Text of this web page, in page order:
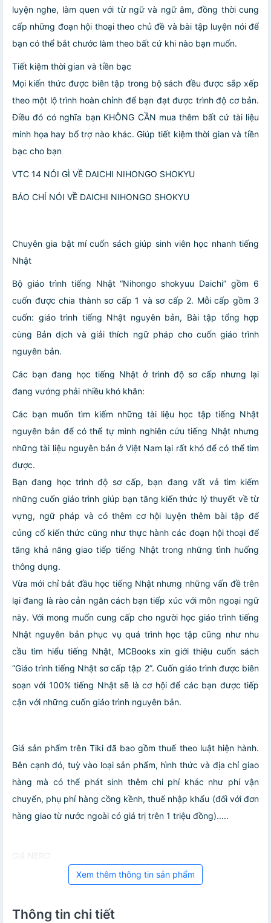
luyện nghe, làm quen với từ ngữ và ngữ âm, đồng thời cung
cấp những đoạn hội thoại theo chủ đề và bài tập luyện nói để
bạn có thể bắt chước làm theo bất cứ khi nào bạn muốn.
Tiết kiệm thời gian và tiền bạc
Mọi kiến thức được biên tập trong bộ sách đều được sắp xếp
theo một lộ trình hoàn chỉnh để bạn đạt được trình độ cơ bản.
Điều đó có nghĩa bạn KHÔNG CẦN mua thêm bất cứ tài liệu
minh họa hay bổ trợ nào khác. Giúp tiết kiệm thời gian và tiền
bạc cho bạn
VTC 14 NÓI GÌ VỀ DAICHI NIHONGO SHOKYU
BÁO CHÍ NÓI VỀ DAICHI NIHONGO SHOKYU
Chuyên gia bật mí cuốn sách giúp sinh viên học nhanh tiếng
Nhật
Bộ giáo trình tiếng Nhật “Nihongo shokyuu Daichi” gồm 6
cuốn được chia thành sơ cấp 1 và sơ cấp 2. Mỗi cấp gồm 3
cuốn: giáo trình tiếng Nhật nguyên bản, Bài tập tổng hợp
cùng Bản dịch và giải thích ngữ pháp cho cuốn giáo trình
nguyên bản.
Các bạn đang học tiếng Nhật ở trình độ sơ cấp nhưng lại
đang vướng phải nhiều khó khăn:
Các bạn muốn tìm kiếm những tài liệu học tập tiếng Nhật
nguyên bản để có thể tự mình nghiên cứu tiếng Nhật nhưng
những tài liệu nguyên bản ở Việt Nam lại rất khó để có thể tìm
được.
Bạn đang học trình độ sơ cấp, bạn đang vất vả tìm kiếm
những cuốn giáo trình giúp bạn tăng kiến thức lý thuyết về từ
vựng, ngữ pháp và có thêm cơ hội luyện thêm bài tập để
củng cố kiến thức cũng như thực hành các đoạn hội thoại để
tăng khả năng giao tiếp tiếng Nhật trong những tình huống
thông dụng.
Vừa mới chỉ bắt đầu học tiếng Nhật nhưng những vấn đề trên
lại đang là rào cản ngăn cách bạn tiếp xúc với môn ngoại ngữ
này. Với mong muốn cung cấp cho người học giáo trình tiếng
Nhật nguyên bản phục vụ quá trình học tập cũng như nhu
cầu tìm hiểu tiếng Nhật, MCBooks xin giới thiệu cuốn sách
“Giáo trình tiếng Nhật sơ cấp tập 2”. Cuốn giáo trình được biên
soạn với 100% tiếng Nhật sẽ là cơ hội để các bạn được tiếp
cận với những cuốn giáo trình nguyên bản.
Giá sản phẩm trên Tiki đã bao gồm thuế theo luật hiện hành.
Bên cạnh đó, tuỳ vào loại sản phẩm, hình thức và địa chỉ giao
hàng mà có thể phát sinh thêm chi phí khác như phí vận
chuyển, phụ phí hàng cồng kềnh, thuế nhập khẩu (đối với đơn
hàng giao từ nước ngoài có giá trị trên 1 triệu đồng).....
Giá NERO
Xem thêm thông tin sản phẩm
Thông tin chi tiết